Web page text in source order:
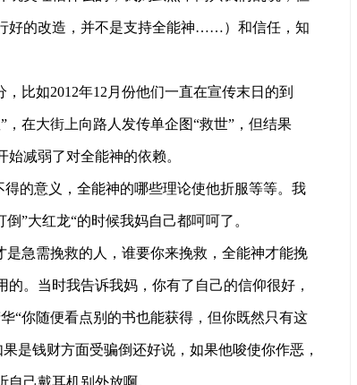
好的改造，并不是支持全能神……）和信任，知
，比如2012年12月份他们一直在宣传末日的到
在大街上向路人发传单企图“救世”，但结果
减弱了对全能神的依赖。
得的意义，全能神的哪些理论使他折服等等。我
”大红龙“的时候我妈自己都呵呵了。
是急需挽救的人，谁要你来挽救，全能神才能挽
的。当时我告诉我妈，你有了自己的信仰很好，
“你随便看点别的书也能获得，但你既然只有这
是钱财方面受骗倒还好说，如果他唆使你作恶，
己戴耳机别外放啊。
王娟娟因“全能神”邪教离家 母亲长年哭泣几近盲